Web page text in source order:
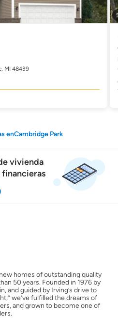
MI 48439
enCambridge Park
vivienda
financieras
de crédito
homes of outstanding quality
50 years. Founded in 1976 by
and guided by Irving’s drive to
we’ve fulfilled the dreams of
and grown to become one of